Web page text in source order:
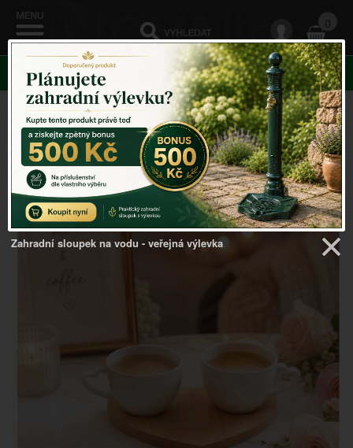
0
KATEGORIE
Venkovský domov ->Doplňky do kuchyně-
>Romantický dárek sada hrníčků spodtáckem 5,5 x 15 x
11,5 cm
Zahradní sloupek na vodu - veřejná výlevka